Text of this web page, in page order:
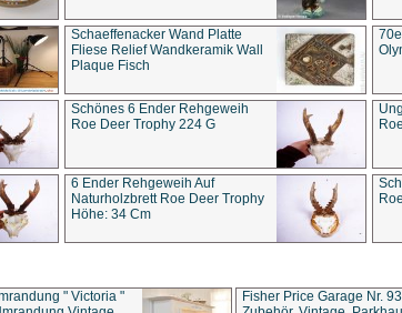
Schaeffenacker Wand Platte
Fliese Relief Wandkeramik Wall
Plaque Fisch
Schönes 6 Ender Rehgeweih
Roe Deer Trophy 224 G
6 Ender Rehgeweih Auf
Naturholzbrett Roe Deer Trophy
Höhe: 34 Cm
" Victoria "
Fisher Price Garage Nr.